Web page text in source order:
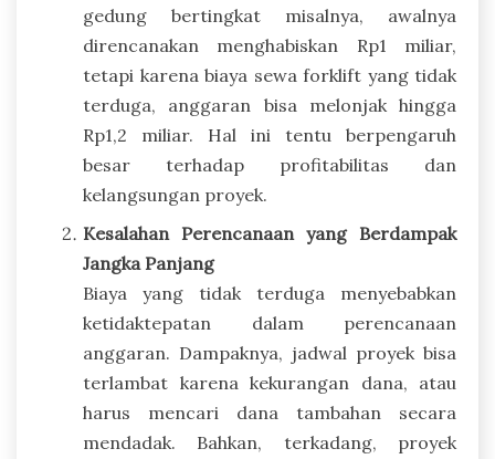
gedung bertingkat misalnya, awalnya
direncanakan menghabiskan Rp1 miliar,
tetapi karena biaya sewa forklift yang tidak
terduga, anggaran bisa melonjak hingga
Rp1,2 miliar. Hal ini tentu berpengaruh
besar terhadap profitabilitas dan
kelangsungan proyek.
Kesalahan Perencanaan yang Berdampak
Jangka Panjang
Biaya yang tidak terduga menyebabkan
ketidaktepatan dalam perencanaan
anggaran. Dampaknya, jadwal proyek bisa
terlambat karena kekurangan dana, atau
harus mencari dana tambahan secara
mendadak. Bahkan, terkadang, proyek